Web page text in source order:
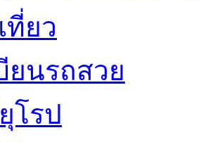
ที่ยว
ยนรถสวย
โรป